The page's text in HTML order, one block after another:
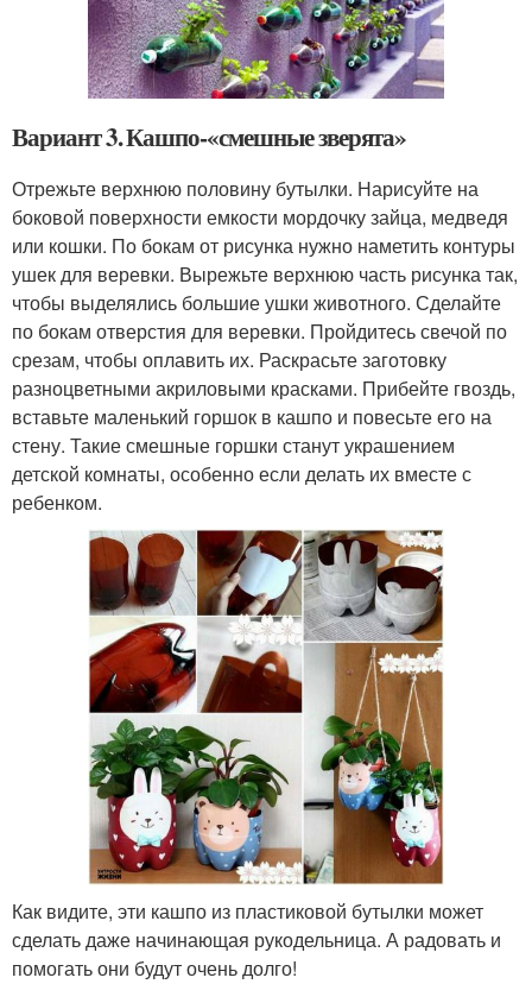
Вариант 3. Кашпо-«смешные зверята»
Отрежьте верхнюю половину бутылки. Нарисуйте на
боковой поверхности емкости мордочку зайца, медведя
или кошки. По бокам от рисунка нужно наметить контуры
ушек для веревки. Вырежьте верхнюю часть рисунка так,
чтобы выделялись большие ушки животного. Сделайте
по бокам отверстия для веревки. Пройдитесь свечой по
срезам, чтобы оплавить их. Раскрасьте заготовку
разноцветными акриловыми красками. Прибейте гвоздь,
вставьте маленький горшок в кашпо и повесьте его на
стену. Такие смешные горшки станут украшением
детской комнаты, особенно если делать их вместе с
ребенком.
Как видите, эти кашпо из пластиковой бутылки может
сделать даже начинающая рукодельница. А радовать и
помогать они будут очень долго!